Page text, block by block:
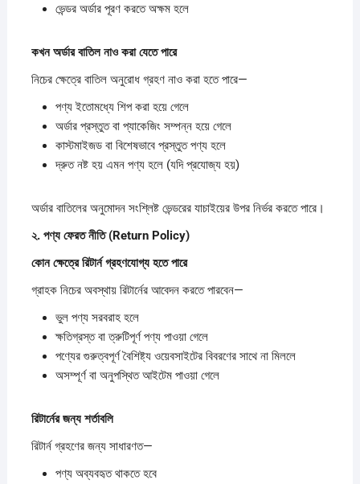
ভেন্ডর অর্ডার পূরণ করতে অক্ষম হলে
কখনঅর্ডারবাতিলনাওকরাযেতেপারে
নিচের ক্ষেত্রে বাতিল অনুরোধ গ্রহণ নাও করা হতে পারে—
পণ্য ইতোমধ্যে শিপ করা হয়ে গেলে
অর্ডার প্রস্তুত বা প্যাকেজিং সম্পন্ন হয়ে গেলে
কাস্টমাইজড বা বিশেষভাবে প্রস্তুত পণ্য হলে
দ্রুত নষ্ট হয় এমন পণ্য হলে (যদি প্রযোজ্য হয়)
অর্ডার বাতিলের অনুমোদন সংশ্লিষ্ট ভেন্ডরের যাচাইয়ের উপর নির্ভর করতে পারে।
২. পণ্যফেরতনীতি (Return Policy)
কোনক্ষেত্রেরিটার্নগ্রহণযোগ্যহতেপারে
গ্রাহক নিচের অবস্থায় রিটার্নের আবেদন করতে পারবেন—
ভুল পণ্য সরবরাহ হলে
ক্ষতিগ্রস্ত বা ত্রুটিপূর্ণ পণ্য পাওয়া গেলে
পণ্যের গুরুত্বপূর্ণ বৈশিষ্ট্য ওয়েবসাইটের বিবরণের সাথে না মিললে
অসম্পূর্ণ বা অনুপস্থিত আইটেম পাওয়া গেলে
রিটার্নেরজন্যশর্তাবলি
রিটার্ন গ্রহণের জন্য সাধারণত—
পণ্য অব্যবহৃত থাকতে হবে